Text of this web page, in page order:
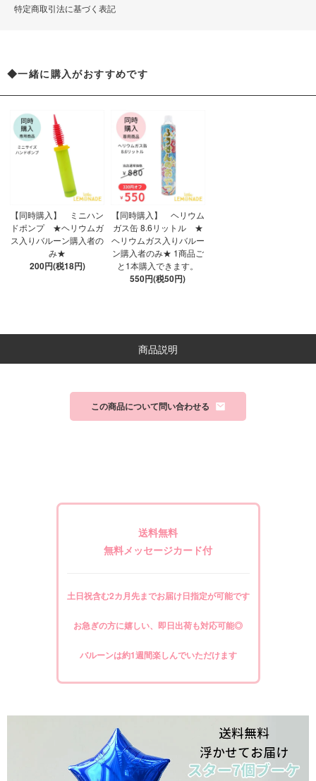
特定商取引法に基づく表記
◆一緒に購入がおすすめです
【同時購入】 ミニハン
ドポンプ ★ヘリウムガ
ス入りバルーン購入者の
み★
200円(税18円)
【同時購入】 ヘリウム
ガス缶 8.6リットル ★
ヘリウムガス入りバルー
ン購入者のみ★ 1商品ご
と1本購入できます。
550円(税50円)
商品説明
この商品について問い合わせる
送料無料
無料メッセージカード付
土日祝含む2カ月先までお届け日指定が可能です
お急ぎの方に嬉しい、即日出荷も対応可能◎
バルーンは約1週間楽しんでいただけます